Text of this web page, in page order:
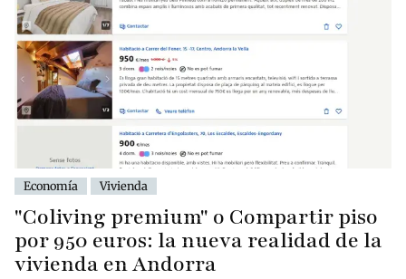
Economía Vivienda
"Coliving premium" o Compartir piso
por 950 euros: la nueva realidad de la
vivienda en Andorra